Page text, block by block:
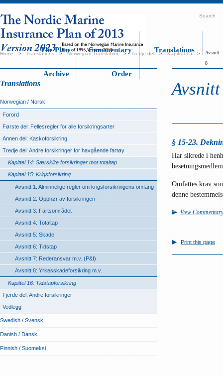
The Plan Commentary Translations
Archive Order
Search
Home > Translations > Norwegian Translation > Tredje del > Kapittel 15 >
Avsnitt
8
Translations
Norwegian / Norsk
Forord
Første del: Fellesregler for alle forsikringsarter
Annen del: Kaskoforsikring
Tredje del: Andre forsikringer for havgående fartøy
Kapittel 14: Særskilte forsikringer mot totaltap
Kapittel 15: Krigsforsikring
Avsnitt 1: Alminnelige regler om krigsforsikringens omfang
Avsnitt 2: Opphør av forsikringen
Avsnitt 3: Fartsområdet
Avsnitt 4: Totaltap
Avsnitt 5: Skade
Avsnitt 6: Tidstap
Avsnitt 7: Rederansvar m.v. (P&I)
Avsnitt 8: Yrkesskadeforsikring m.v.
Kapittel 16: Tidstapforsikring
Fjerde del: Andre forsikringer
Vedlegg
Swedish / Svensk
Danish / Dansk
Finnish / Suomeksi
§ 15-23.
Har sikrede i
Omfattes krav
denne
View Commentary
Print this page